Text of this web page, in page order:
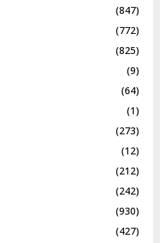
(847)
(772)
(825)
(9)
(64)
(1)
(273)
(12)
(212)
(242)
(930)
(427)